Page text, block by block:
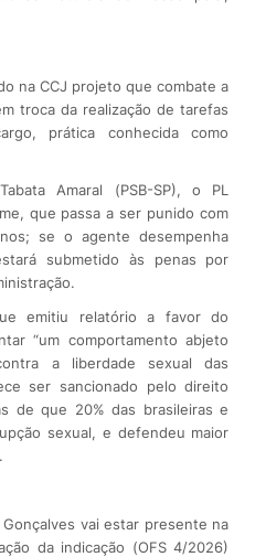
na CCJ projeto que combate a
troca da realização de tarefas
prática conhecida como
Amaral (PSB-SP), o PL
que passa a ser punido com
se o agente desempenha
submetido às penas por
emitiu relatório a favor do
“um comportamento abjeto
a liberdade sexual das
ser sancionado pelo direito
de que 20% das brasileiras e
sexual, e defendeu maior
vai estar presente na
da indicação (OFS 4/2026)